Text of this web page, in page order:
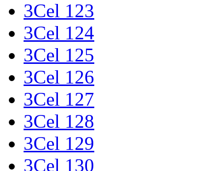
3Cel 123
3Cel 124
3Cel 125
3Cel 126
3Cel 127
3Cel 128
3Cel 129
3Cel 130